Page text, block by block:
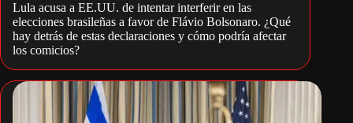
Lula acusa a EE.UU. de intentar interferir en las
elecciones brasileñas a favor de Flávio Bolsonaro. ¿Qué
hay detrás de estas declaraciones y cómo podría afectar
los comicios?